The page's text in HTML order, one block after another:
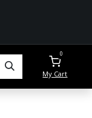
0
My Cart